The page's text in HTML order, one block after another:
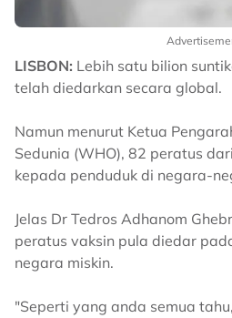
LISBON: Lebih satu bilion
telah diedarkan secara global.
Namun menurut Ketua
Sedunia (WHO), 82 peratus
kepada penduduk di negara-
Jelas Dr Tedros Adhanom
peratus vaksin pula diedar
negara miskin.
"Seperti yang anda semua